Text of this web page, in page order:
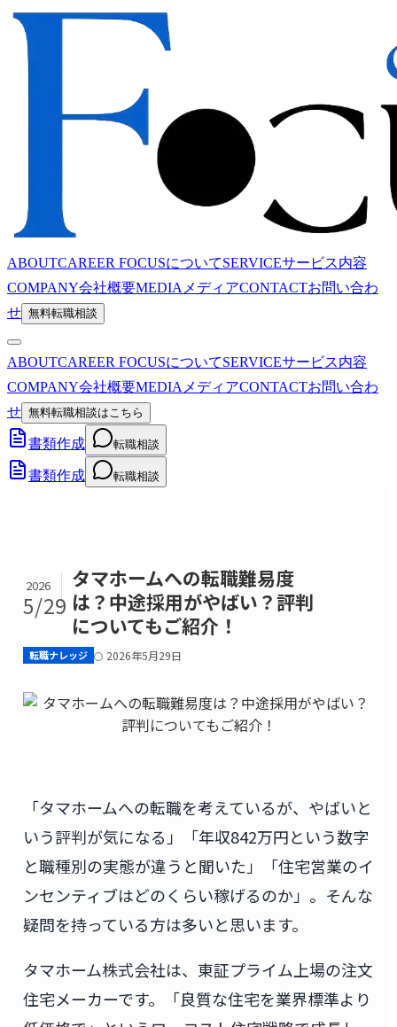
ABOUTCAREER FOCUSについてSERVICEサービス内容
COMPANY会社概要MEDIA メディアCONTACTお問い合わ
せ 無料転職相談
ABOUTCAREER FOCUSについてSERVICEサービス内容
COMPANY会社概要MEDIA メディアCONTACTお問い合わ
せ 無料転職相談はこちら
書類作成 転職相談
書類作成 転職相談
2026
5/29
タマホームへの転職難易度
は？中途採用がやばい？評判
についてもご紹介！
転職ナレッジ 2026年5月29日
「タマホームへの転職を考えているが、やばいと
いう評判が気になる」「年収842万円という数字
と職種別の実態が違うと聞いた」「住宅営業のイ
ンセンティブはどのくらい稼げるのか」。そんな
疑問を持っている方は多いと思います。
タマホーム株式会社は、東証プライム上場の注文
住宅メーカーです。「良質な住宅を業界標準より